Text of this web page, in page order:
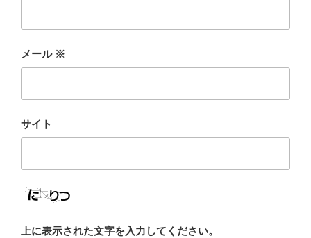
メール ※
サイト
上に表示された文字を入力してください。